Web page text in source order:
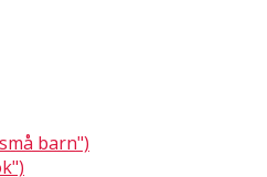
barn")